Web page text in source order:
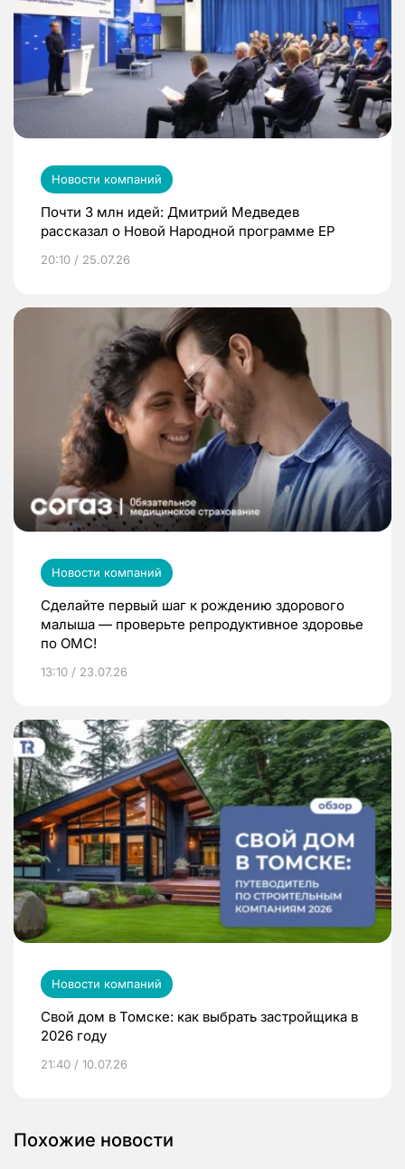
Новости компаний
Почти 3 млн идей: Дмитрий Медведев
рассказал о Новой Народной программе ЕР
20:10 / 25.07.26
Новости компаний
Сделайте первый шаг к рождению здорового
малыша — проверьте репродуктивное здоровье
по ОМС!
13:10 / 23.07.26
Новости компаний
Свой дом в Томске: как выбрать застройщика в
2026 году
21:40 / 10.07.26
Похожие новости